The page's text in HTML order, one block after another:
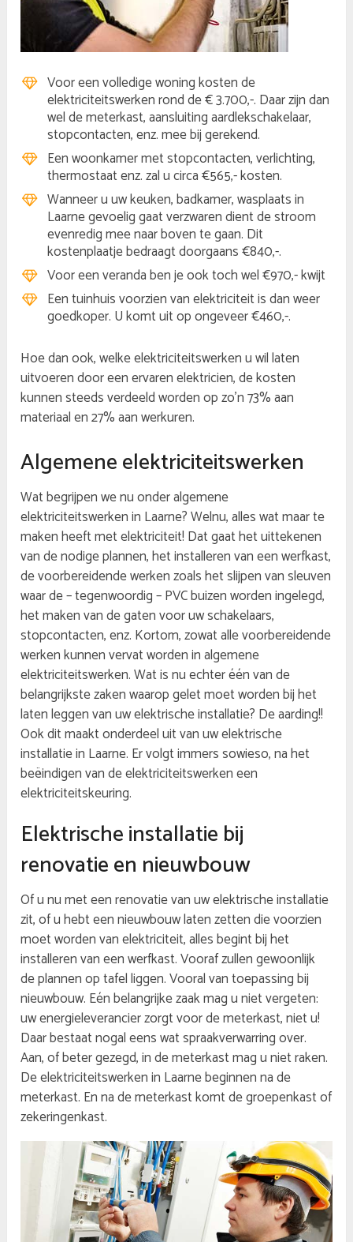
Voor een volledige woning kosten de
elektriciteitswerken rond de € 3.700,-. Daar zijn dan
wel de meterkast, aansluiting aardlekschakelaar,
stopcontacten, enz. mee bij gerekend.
Een woonkamer met stopcontacten, verlichting,
thermostaat enz. zal u circa €565,- kosten.
Wanneer u uw keuken, badkamer, wasplaats in
Laarne gevoelig gaat verzwaren dient de stroom
evenredig mee naar boven te gaan. Dit
kostenplaatje bedraagt doorgaans €840,-.
Voor een veranda ben je ook toch wel €970,- kwijt
Een tuinhuis voorzien van elektriciteit is dan weer
goedkoper. U komt uit op ongeveer €460,-.
Hoe dan ook, welke elektriciteitswerken u wil laten
uitvoeren door een ervaren elektricien, de kosten
kunnen steeds verdeeld worden op zo’n 73% aan
materiaal en 27% aan werkuren.
Algemene elektriciteitswerken
Wat begrijpen we nu onder algemene
elektriciteitswerken in Laarne? Welnu, alles wat maar te
maken heeft met elektriciteit! Dat gaat het uittekenen
van de nodige plannen, het installeren van een werfkast,
de voorbereidende werken zoals het slijpen van sleuven
waar de – tegenwoordig – PVC buizen worden ingelegd,
het maken van de gaten voor uw schakelaars,
stopcontacten, enz. Kortom, zowat alle voorbereidende
werken kunnen vervat worden in algemene
elektriciteitswerken. Wat is nu echter één van de
belangrijkste zaken waarop gelet moet worden bij het
laten leggen van uw elektrische installatie? De aarding!!
Ook dit maakt onderdeel uit van uw elektrische
installatie in Laarne. Er volgt immers sowieso, na het
beëindigen van de elektriciteitswerken een
elektriciteitskeuring.
Elektrische installatie bij
renovatie en nieuwbouw
Of u nu met een renovatie van uw elektrische installatie
zit, of u hebt een nieuwbouw laten zetten die voorzien
moet worden van elektriciteit, alles begint bij het
installeren van een werfkast. Vooraf zullen gewoonlijk
de plannen op tafel liggen. Vooral van toepassing bij
nieuwbouw. Eén belangrijke zaak mag u niet vergeten:
uw energieleverancier zorgt voor de meterkast, niet u!
Daar bestaat nogal eens wat spraakverwarring over.
Aan, of beter gezegd, in de meterkast mag u niet raken.
De elektriciteitswerken in Laarne beginnen na de
meterkast. En na de meterkast komt de groepenkast of
zekeringenkast.